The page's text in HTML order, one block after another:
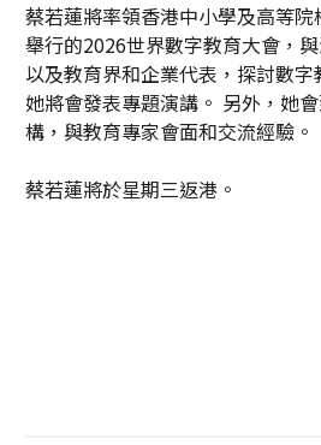
蔡若蓮將率領香港中小學及高等
舉行的2026世界數字教育大會，
以及教育界和企業代表，探討數字
她將會發表專題演講。 另外，她
構，與教育專家會面和交流經驗。
蔡若蓮將於星期三返港。